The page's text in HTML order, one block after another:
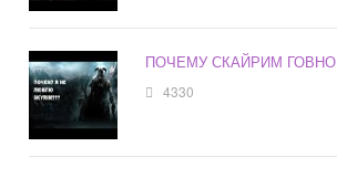
ПОЧЕМУ СКАЙРИМ ГОВНО
4330